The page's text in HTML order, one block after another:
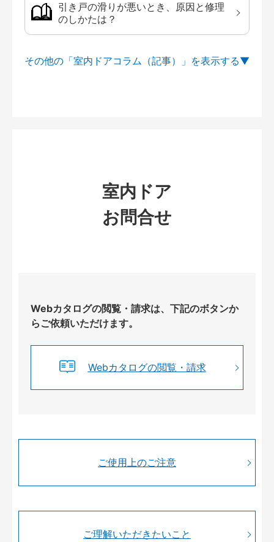
引き戸の滑りが悪いとき、原因と修理
のしかたは？
その他の「室内ドアコラム（記事）」を
室内ドア
お問合せ
Webカタログの閲覧・請求は、下記のボタンか
らご依頼いただけます。
Webカタログの閲覧・請求
ご使用上のご注意
ご理解いただきたいこと